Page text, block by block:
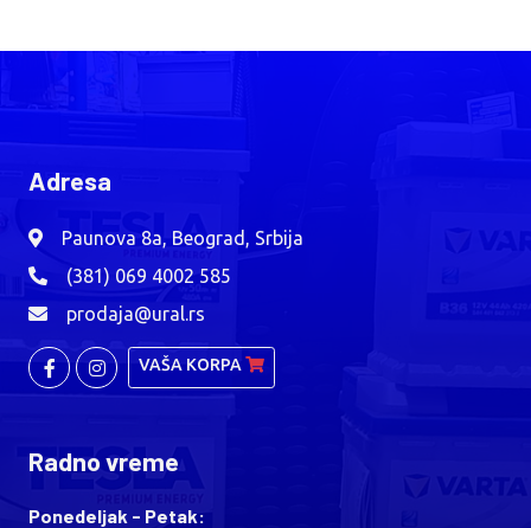
Adresa
Paunova 8a, Beograd, Srbija
(381) 069 4002 585
prodaja@ural.rs
VAŠA KORPA
Radno vreme
Ponedeljak - Petak: